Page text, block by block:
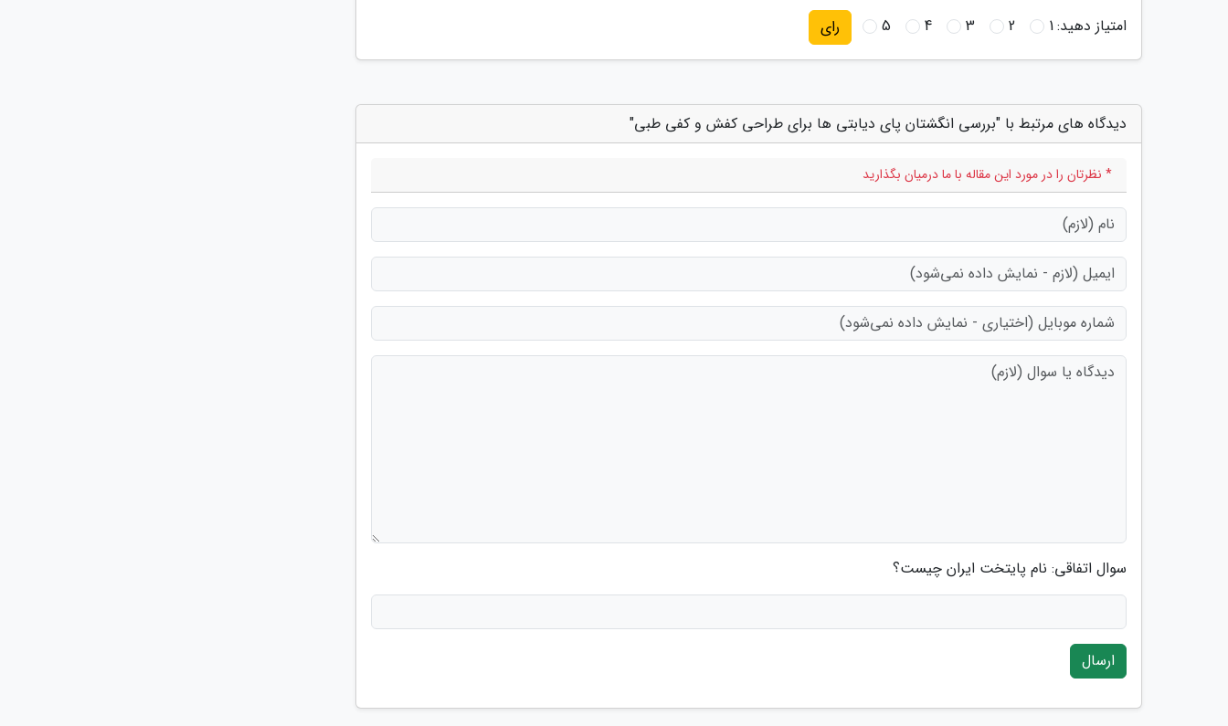
امتیاز دهید:1
2
3
4
5 رای
دیدگاه های مرتبط با "بررسی انگشتان پای دیابتی ها برای طراحی کفش و کفی طبی"
* نظرتان را در مورد این مقاله با ما درمیان بگذارید
سوال اتفاقی: نام پایتخت ایران چیست؟
ارسال